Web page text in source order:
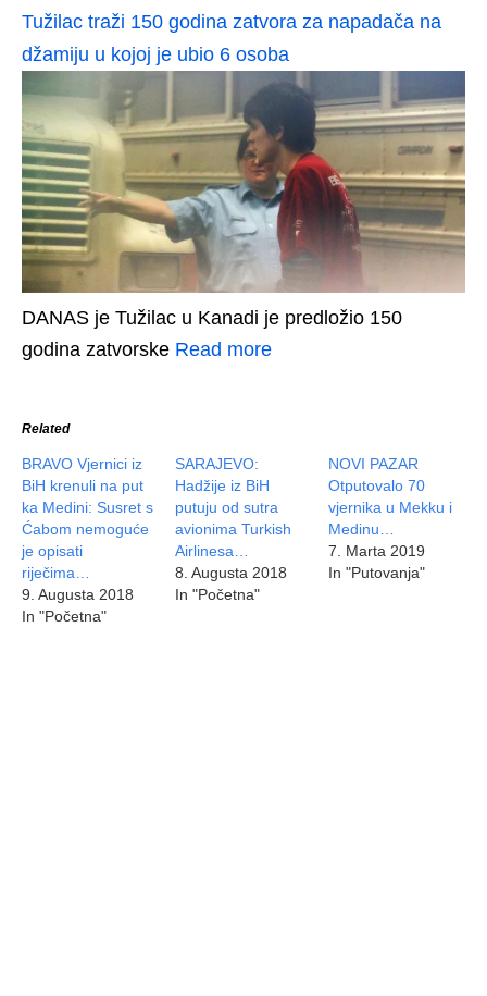
Tužilac traži 150 godina zatvora za napadača na
džamiju u kojoj je ubio 6 osoba
DANAS je Tužilac u Kanadi je predložio 150
godina zatvorske Read more
Related
BRAVO Vjernici iz
BiH krenuli na put
ka Medini: Susret s
Ćabom nemoguće
je opisati
riječima…
9. Augusta 2018
In "Početna"
SARAJEVO:
Hadžije iz BiH
putuju od sutra
avionima Turkish
Airlinesa…
8. Augusta 2018
In "Početna"
NOVI PAZAR
Otputovalo 70
vjernika u Mekku i
Medinu…
7. Marta 2019
In "Putovanja"